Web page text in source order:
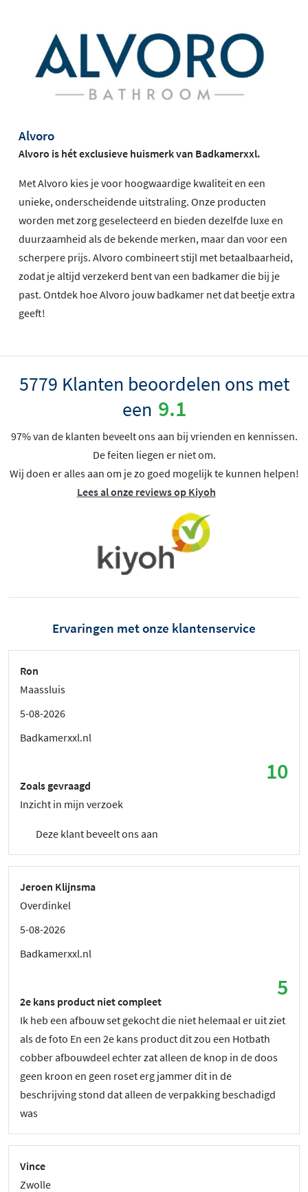
Alvoro
Alvoro is hét exclusieve huismerk van Badkamerxxl.
Met Alvoro kies je voor hoogwaardige kwaliteit en een
unieke, onderscheidende uitstraling. Onze producten
worden met zorg geselecteerd en bieden dezelfde luxe en
duurzaamheid als de bekende merken, maar dan voor een
scherpere prijs. Alvoro combineert stijl met betaalbaarheid,
zodat je altijd verzekerd bent van een badkamer die bij je
past. Ontdek hoe Alvoro jouw badkamer net dat beetje extra
geeft!
5779 Klanten beoordelen ons met
een 9.1
97% van de klanten beveelt ons aan bij vrienden en kennissen.
De feiten liegen er niet om.
Wij doen er alles aan om je zo goed mogelijk te kunnen helpen!
Lees al onze reviews op Kiyoh
Ervaringen met onze klantenservice
Ron
Maassluis
5-08-2026
Badkamerxxl.nl
10
Zoals gevraagd
Inzicht in mijn verzoek
Deze klant beveelt ons aan
Jeroen Klijnsma
Overdinkel
5-08-2026
Badkamerxxl.nl
5
2e kans product niet compleet
Ik heb een afbouw set gekocht die niet helemaal er uit ziet
als de foto En een 2e kans product dit zou een Hotbath
cobber afbouwdeel echter zat alleen de knop in de doos
geen kroon en geen roset erg jammer dit in de
beschrijving stond dat alleen de verpakking beschadigd
was
Vince
Zwolle